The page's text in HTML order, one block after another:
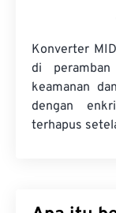
Konverter
di
keamanan
dengan
terhapus